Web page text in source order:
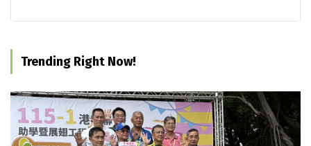
Trending Right Now!